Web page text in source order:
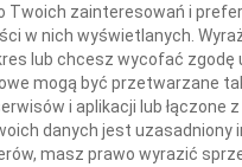
wyrazy głębokiego
Bliskim i
Twoich zainteresowań i
w nich wyświetlanych.
lub chcesz wycofać zgodę
mogą być przetwarzane
i aplikacji lub łączone
danych jest uzasadniony
masz prawo wyrazić